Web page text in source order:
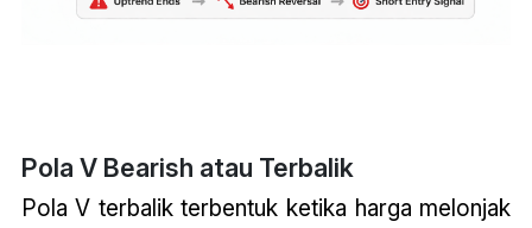
Pola V Bearish atau Terbalik
Pola V terbalik terbentuk ketika harga melonjak